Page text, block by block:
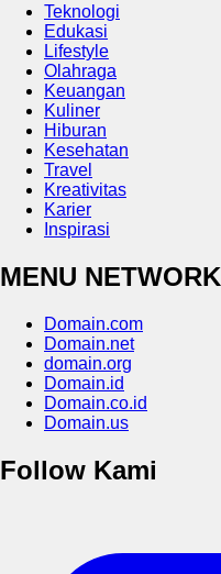
Teknologi
Edukasi
Lifestyle
Olahraga
Keuangan
Kuliner
Hiburan
Kesehatan
Travel
Kreativitas
Karier
Inspirasi
MENU NETWORK
Domain.com
Domain.net
domain.org
Domain.id
Domain.co.id
Domain.us
Follow Kami